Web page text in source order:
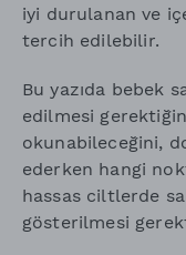
iyi durulanan ve
tercih edilebilir.
Bu yazıda bebek
edilmesi
okunabileceğini,
ederken hangi
hassas ciltlerde
gösterilmesi